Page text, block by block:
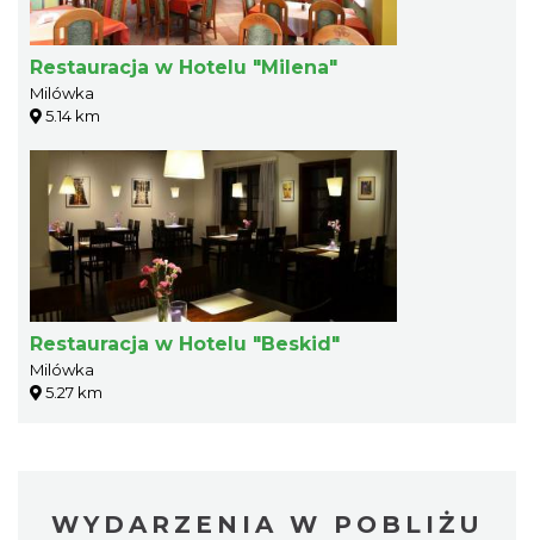
Restauracja w Hotelu "Milena"
Milówka
5.14 km
Restauracja w Hotelu "Beskid"
Milówka
5.27 km
WYDARZENIA W POBLIŻU